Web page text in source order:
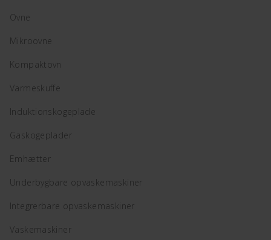
Ovne
Mikroovne
Kompaktovn
Varmeskuffe
Induktionskogeplade
Gaskogeplader
Emhætter
Underbygbare opvaskemaskiner
Integrerbare opvaskemaskiner
Vaskemaskiner